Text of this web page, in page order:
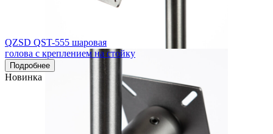
QZSD QST-555 шаровая
голова с креплением на стойку
Подробнее
Новинка